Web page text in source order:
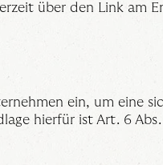
über den Link am
ein, um eine
hierfür ist Art. 6